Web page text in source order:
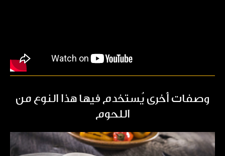
وصفات أخرى يُستخدم فيها هذا النوع من
اللحوم